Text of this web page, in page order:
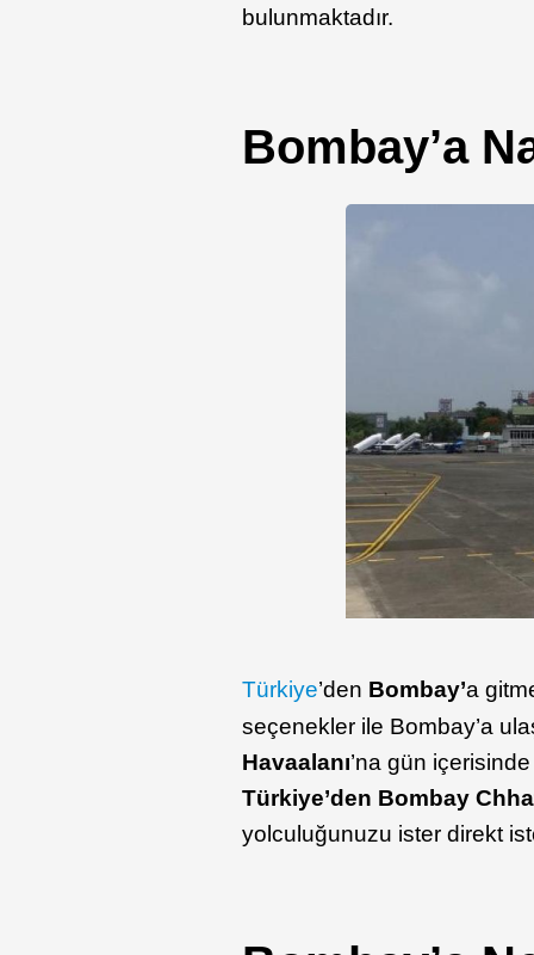
bulunmaktadır.
Bombay’a
Türkiye’den Bombay’a
seçenekler ile Bombay’a
Havaalanı’na gün
Türkiye’den Bombay
yolculuğunuzu ister direkt